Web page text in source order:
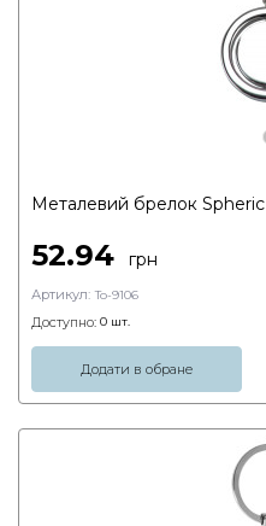
Металевий брелок Spheric
52.94 грн
Артикул: To-9106
Доступно: 0 шт.
Додати в обране